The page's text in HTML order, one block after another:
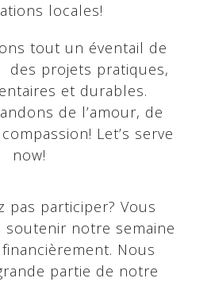
locales!
tout un éventail de
des projets pratiques,
et durables.
de l’amour, de
Let’s serve
now!
pas participer? Vous
notre semaine
Nous
partie de notre